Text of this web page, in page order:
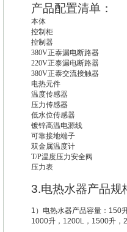
产品配置清单：
本体
控制柜
控制器
380V正泰漏电断路器
220V正泰漏电断路器
380V正泰交流接触器
电热元件
温度传感器
压力传感器
低水位传感器
镀锌高温电源线
可靠接地端子
双金属温度计
T/P温度压力安全阀
压力表
3.电热水器产品规
1 ）电热水器产品容量： 150
1000升 ， 1200L ， 1500升 ，